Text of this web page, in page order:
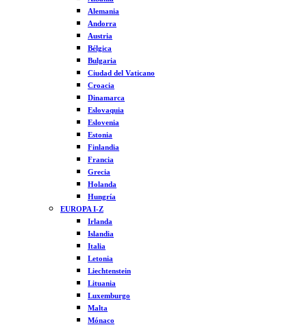
Alemania
Andorra
Austria
Bélgica
Bulgaria
Ciudad del Vaticano
Croacia
Dinamarca
Eslovaquia
Eslovenia
Estonia
Finlandia
Francia
Grecia
Holanda
Hungría
EUROPA I-Z
Irlanda
Islandia
Italia
Letonia
Liechtenstein
Lituania
Luxemburgo
Malta
Mónaco